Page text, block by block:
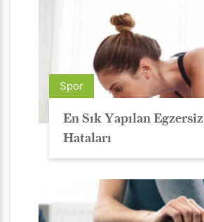
Spor
En Sık Yapılan Egzersiz
Hataları